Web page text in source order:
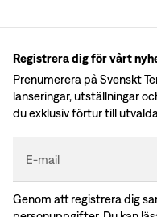
Registrera dig för vårt
Prenumerera på Svenskt
lanseringar, utställningar
du exklusiv förtur till
E-mail
Genom att registrera dig